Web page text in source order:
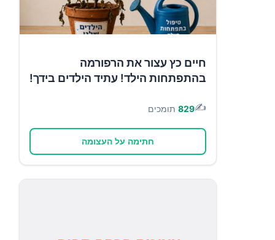
חיים כץ עצור את הרפורמה
בהתפתחות הילד! עתיד הילדים בידך!
✍️
829 תומכים
חתימה על העצומה